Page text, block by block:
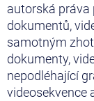
autorská práva
dokumentů,
samotným
dokumenty,
nepodléhající
videosekvence